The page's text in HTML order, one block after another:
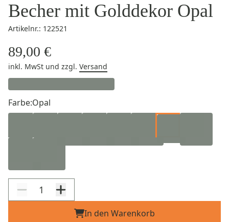
Becher mit Golddekor Opal
Artikelnr.: 122521
89,00 €
inkl. MwSt und zzgl. Versand
Farbe:Opal
In den Warenkorb